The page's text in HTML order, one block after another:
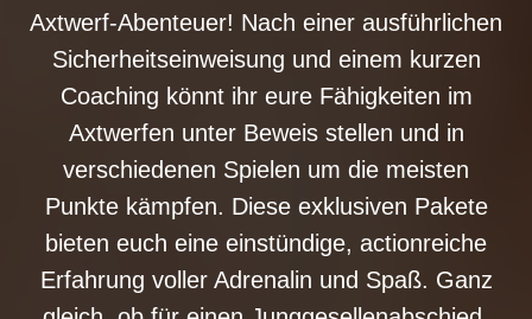
Axtwerf-Abenteuer! Nach einer ausführlichen
Sicherheitseinweisung und einem kurzen
Coaching könnt ihr eure Fähigkeiten im
Axtwerfen unter Beweis stellen und in
verschiedenen Spielen um die meisten
Punkte kämpfen. Diese exklusiven Pakete
bieten euch eine einstündige, actionreiche
Erfahrung voller Adrenalin und Spaß. Ganz